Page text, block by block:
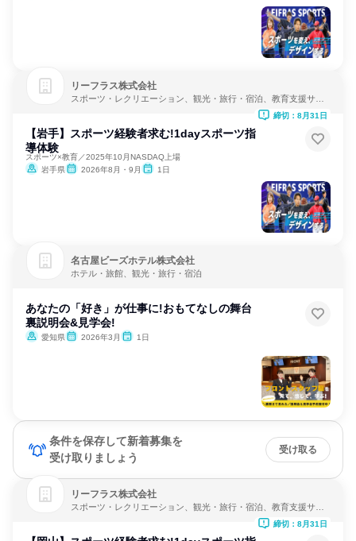
リーフラス株式会社
スポーツ・レクリエーション、観光・旅行・宿泊、教育支援サー
【岩手】スポーツ経験者求む!1dayスポーツ指
導体験
スポーツ×教育／2025年10月NASDAQ上場
岩手県
2026年8月・9月 1日
締切：8月31日
名古屋ビーズホテル株式会社
ホテル・旅館、観光・旅行・宿泊
あなたの「好き」が仕事に!おもてなしの舞台
裏説明会&見学会!
愛知県 2026年3月 1日
条件を保存して新着募集を
受け取りましょう
受け取る
リーフラス株式会社
スポーツ・レクリエーション、観光・旅行・宿泊、教育支援サー
締切：8月31日